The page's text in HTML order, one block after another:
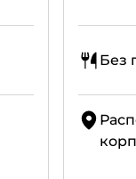
Без